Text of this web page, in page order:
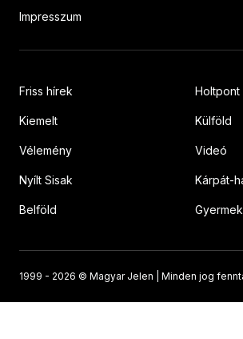
Impresszum
Friss hírek
Kiemelt
Vélemény
Nyílt Sisak
Belföld
Holtpont
Külföld
Videó
Kárpát-
1999 - 2026 © Magyar Jelen | Minden jog